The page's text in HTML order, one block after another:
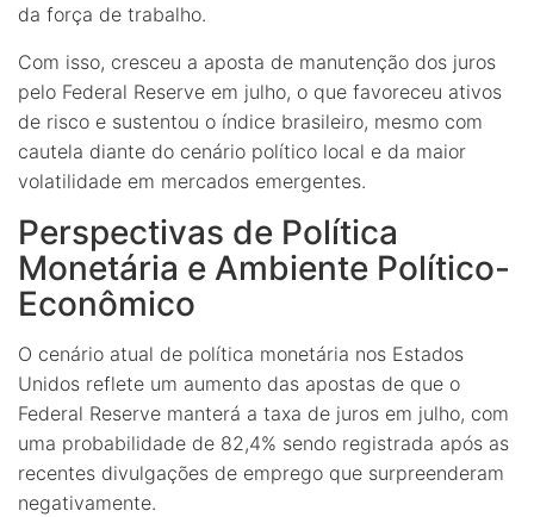
da força de trabalho.
Com isso, cresceu a aposta de manutenção dos juros
pelo Federal Reserve em julho, o que favoreceu ativos
de risco e sustentou o índice brasileiro, mesmo com
cautela diante do cenário político local e da maior
volatilidade em mercados emergentes.
Perspectivas de Política
Monetária e Ambiente Político-
Econômico
O cenário atual de política monetária nos Estados
Unidos reflete um aumento das apostas de que o
Federal Reserve manterá a taxa de juros em julho, com
uma probabilidade de 82,4% sendo registrada após as
recentes divulgações de emprego que surpreenderam
negativamente.